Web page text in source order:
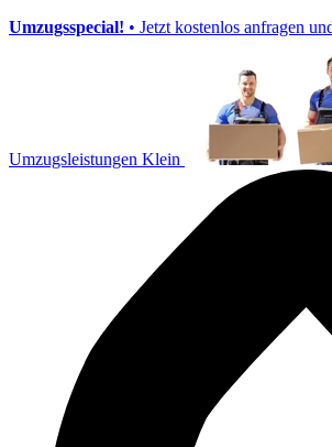
Umzugsspecial! • Jetzt kostenlos anfragen
Umzugsleistungen Klein